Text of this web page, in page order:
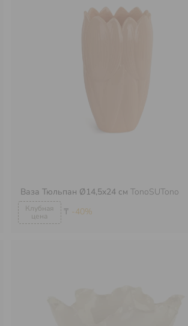
₸ -40%
Ваза Тюльпан Ø14,5х24 см TonoSUTono